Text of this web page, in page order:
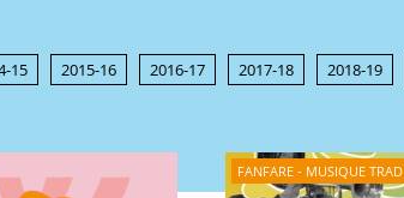
15 2015-16 2016-17 2017-18 2018-19
FANFARE - MUSIQUE TRAD